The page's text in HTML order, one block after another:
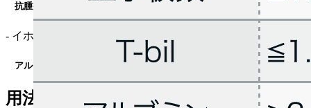
抗腫瘍性抗生物質 ドキソルビシン塩酸塩注射用
- イホマイド® (
アルキル化薬 イホスファミド注射用
用法用量